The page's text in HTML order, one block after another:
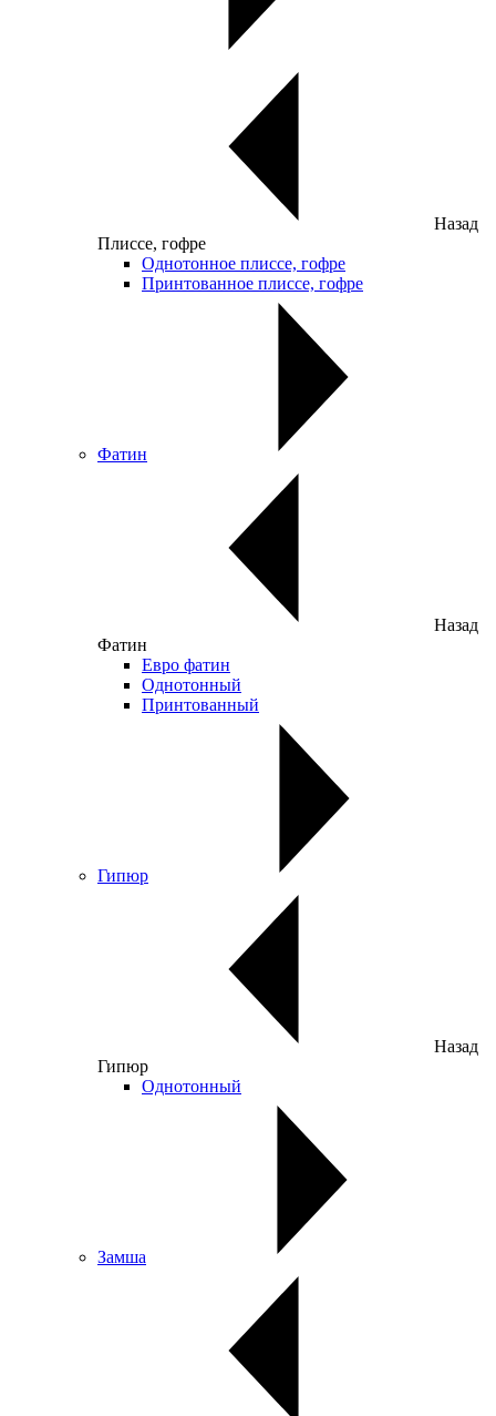
Назад
Плиссе, гофре
Однотонное плиссе, гофре
Принтованное плиссе, гофре
Фатин
Назад
Фатин
Евро фатин
Однотонный
Принтованный
Гипюр
Назад
Гипюр
Однотонный
Замша